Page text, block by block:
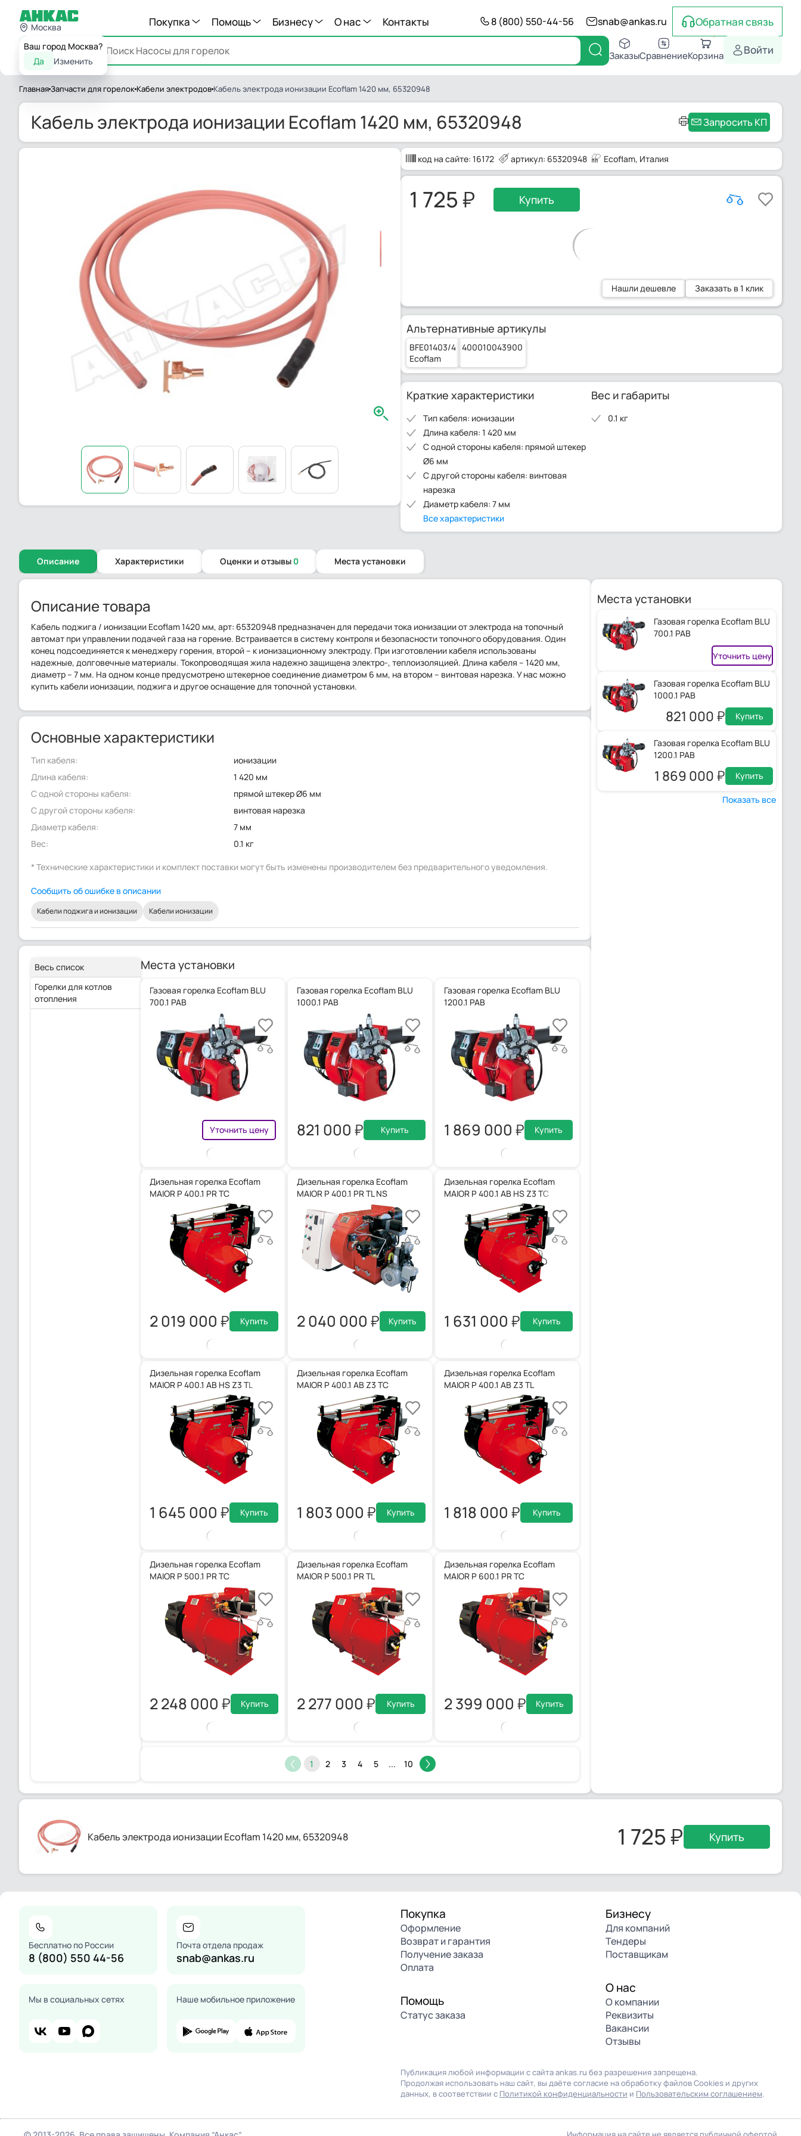
Москва
Ваш город Москва?
Да
Изменить
Покупка Помощь Бизнесу О нас Контакты 8 (800) 550-44-56 snab@ankas.ru Обратная связь
Каталог ЗаказыСравнениеКорзина Войти
ГлавнаяЗапчасти для горелок Кабели электродов Кабель электрода ионизации Ecoflam 1420 мм, 65320948
Кабель электрода ионизации Ecoflam 1420 мм, 65320948 Запросить КП
код на сайте: 16172 артикул: 65320948 Ecoflam, Италия
1 725 Купить
Нашли дешевле Заказать в 1 клик
Альтернативные артикулы
BFE01403/4
Ecoflam
400010043900
Краткие характеристики
Тип кабеля: ионизации
Длина кабеля: 1 420 мм
С одной стороны кабеля: прямой штекер
Ø6 мм
С другой стороны кабеля: винтовая
нарезка
Диаметр кабеля: 7 мм
Все характеристики
Вес и габариты
0.1 кг
Описание Характеристики Оценки и отзывы 0 Места установки
Описание товара
Кабель поджига / ионизации Ecoflam 1420 мм, арт: 65320948 предназначен для передачи тока ионизации от электрода на топочный
автомат при управлении подачей газа на горение. Встраивается в систему контроля и безопасности топочного оборудования. Один
конец подсоединяется к менеджеру горения, второй – к ионизационному электроду. При изготовлении кабеля использованы
надежные, долговечные материалы. Токопроводящая жила надежно защищена электро-, теплоизоляцией. Длина кабеля – 1420 мм,
диаметр – 7 мм. На одном конце предусмотрено штекерное соединение диаметром 6 мм, на втором – винтовая нарезка. У нас можно
купить кабели ионизации, поджига и другое оснащение для топочной установки.
Основные характеристики
Тип кабеля:
ионизации
Длина кабеля:
1 420 мм
С одной стороны кабеля:
прямой штекер Ø6 мм
С другой стороны кабеля:
винтовая нарезка
Диаметр кабеля:
7 мм
Вес:
0.1 кг
* Технические характеристики и комплект поставки могут быть изменены производителем без предварительного уведомления.
Сообщить об ошибке в описании
Кабели поджига и ионизации Кабели ионизации
Весь список
Горелки для котлов
отопления
Места установки
Газовая горелка Ecoflam BLU
700.1 PAB
Уточнить цену
Газовая горелка Ecoflam BLU
1000.1 PAB
821 000 Купить
Газовая горелка Ecoflam BLU
1200.1 PAB
1 869 000 Купить
Дизельная горелка Ecoflam
MAIOR P 400.1 PR TC
2 019 000 Купить
Дизельная горелка Ecoflam
MAIOR P 400.1 PR TL NS
2 040 000 Купить
Дизельная горелка Ecoflam
MAIOR P 400.1 AB HS Z3 TC
1 631 000 Купить
Дизельная горелка Ecoflam
MAIOR P 400.1 AB HS Z3 TL
1 645 000 Купить
Дизельная горелка Ecoflam
MAIOR P 400.1 AB Z3 TC
1 803 000 Купить
Дизельная горелка Ecoflam
MAIOR P 400.1 AB Z3 TL
1 818 000 Купить
Дизельная горелка Ecoflam
MAIOR P 500.1 PR TC
2 248 000 Купить
Дизельная горелка Ecoflam
MAIOR P 500.1 PR TL
2 277 000 Купить
Дизельная горелка Ecoflam
MAIOR P 600.1 PR TC
2 399 000 Купить
1 2 3 4 5 ... 10
Места установки
Газовая горелка Ecoflam BLU
700.1 PAB
Уточнить цену
Газовая горелка Ecoflam BLU
1000.1 PAB
821 000 Купить
Газовая горелка Ecoflam BLU
1200.1 PAB
1 869 000 Купить
Показать все
Кабель электрода ионизации Ecoflam 1420 мм, 65320948 1 725 Купить
Бесплатно по России
8 (800) 550 44-56
Почта отдела продаж
snab@ankas.ru
Мы в социальных сетях Наше мобильное приложение
Покупка
Оформление
Возврат и гарантия
Получение заказа
Оплата
Помощь
Статус заказа
Бизнесу
Для компаний
Тендеры
Поставщикам
О нас
О компании
Реквизиты
Вакансии
Отзывы
Публикация любой информации с сайта ankas.ru без разрешения запрещена.
Продолжая использовать наш сайт, вы даёте согласие на обработку файлов Cookies и других
данных, в соответствии с Политикой конфиденциальности и Пользовательским соглашением.
использование файлов cookie. Подробнее вПолитике
ОК